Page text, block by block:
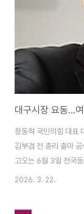
대구시장 요동…
장동혁 국민의힘 대표
김부겸 전 총리 출마
고오는 6월 3일 전국동
고 있다. 국민의힘은
겸 전 국무총리의 출
2026. 3. 22.